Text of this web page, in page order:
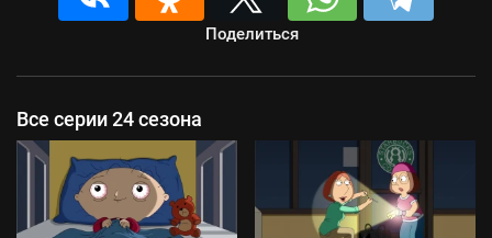
Поделиться
Все серии 24 сезона